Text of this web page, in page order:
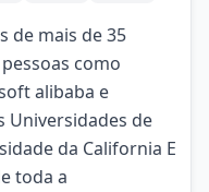
de mais de 35
como
alibaba e
Universidades de
da California E
toda a